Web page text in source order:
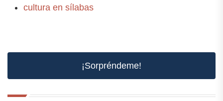
cultura en sílabas
¡Sorpréndeme!